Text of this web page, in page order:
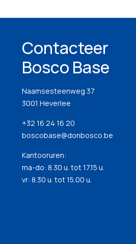
Contacteer
Bosco Base
Naamsesteenweg 37
3001 Heverlee
+32 16 24 16 20
boscobase@donbosco.be
Kantooruren:
ma-do: 8.30 u. tot 17.15 u.
vr: 8.30 u. tot 15.00 u.